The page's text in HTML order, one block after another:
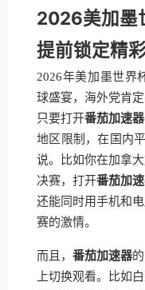
2026美加墨
提前锁定精
2026年美加墨世界
球盛宴，海外党肯
只要打开番茄加速器
地区限制，在国内
说。比如你在加拿
决赛，打开番茄加
还能同时用手机和
赛的激情。
而且，番茄加速器
上切换观看。比如